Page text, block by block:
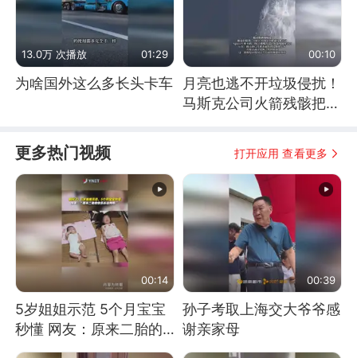
13.0万 次播放 01:29
为啥国外这么多长头卡车
00:10
月亮也逃不开垃圾侵扰！
马斯克公司火箭残骸把月
更多热门视频 打开应用 查看更多
00:14
5岁姐姐示范 5个月宝宝
秒懂 网友：原来二胎的
快乐长这样
00:39
孙子考取上海交大爷爷感
谢亲家母